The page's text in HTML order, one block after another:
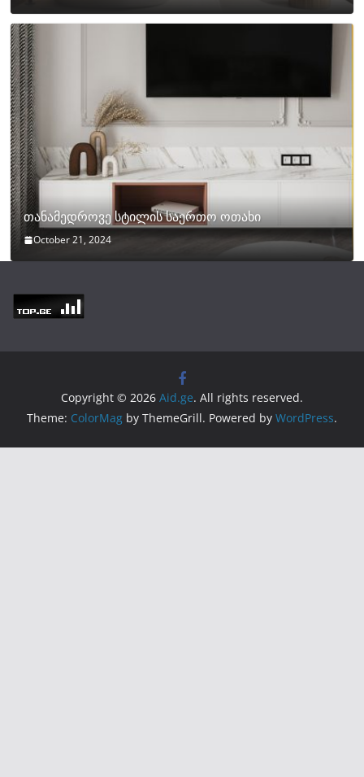
თანამედროვე სტილის საერთო ოთახი
October 21, 2024
Copyright © 2026 Aid.ge. All rights reserved.
Theme: ColorMag by ThemeGrill. Powered by WordPress.